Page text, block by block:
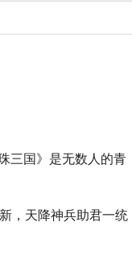
三国》是无数人的青
，天降神兵助君一统